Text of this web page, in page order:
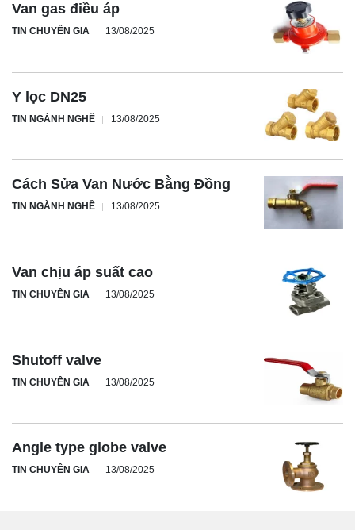
Van gas điều áp
TIN CHUYÊN GIA 13/08/2025
Y lọc DN25
TIN NGÀNH NGHỀ 13/08/2025
Cách Sửa Van Nước Bằng Đồng
TIN NGÀNH NGHỀ 13/08/2025
Van chịu áp suất cao
TIN CHUYÊN GIA 13/08/2025
Shutoff valve
TIN CHUYÊN GIA 13/08/2025
Angle type globe valve
TIN CHUYÊN GIA 13/08/2025